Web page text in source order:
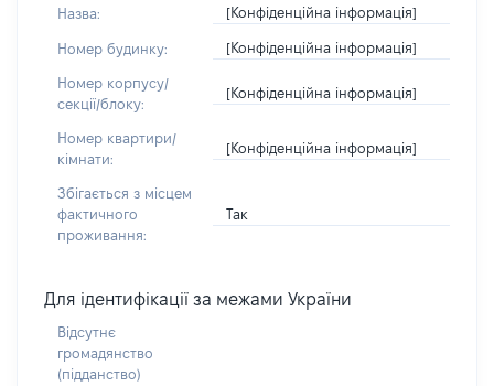
Назва: [Конфіденційна інформація]
Номер будинку: [Конфіденційна інформація]
Номер корпусу/
секції/блоку:
[Конфіденційна інформація]
Номер квартири/
кімнати:
[Конфіденційна інформація]
Збігається з місцем
фактичного
проживання:
Так
Для ідентифікації за межами України
Відсутнє
громадянство
(підданство)